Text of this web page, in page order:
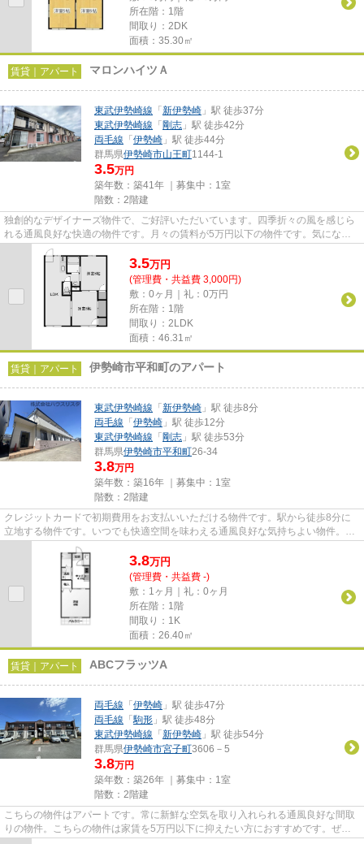
所在階：1階
間取り：2DK
面積：35.30㎡
賃貸｜アパート マロンハイツＡ
東武伊勢崎線 「 新伊勢崎 」駅 徒歩37分
東武伊勢崎線 「 剛志 」駅 徒歩42分
両毛線 「 伊勢崎 」駅 徒歩44分
群馬県伊勢崎市山王町1144-1
3.5万円
築年数：築41年 ｜募集中： 1室
階数：2階建
独創的なデザイナーズ物件で、ご好評いただいています。四季折々の風を感じら
れる通風良好な快適の物件です。月々の賃料が5万円以下の物件です。気になる
イチオシ物件情報：「マロンハ...
3.5万円
(管理費・共益費 3,000円)
敷：0ヶ月｜礼：0万円
所在階：1階
間取り：2LDK
面積：46.31㎡
賃貸｜アパート 伊勢崎市平和町のアパート
東武伊勢崎線 「 新伊勢崎 」駅 徒歩8分
両毛線 「 伊勢崎 」駅 徒歩12分
東武伊勢崎線 「 剛志 」駅 徒歩53分
群馬県伊勢崎市平和町26-34
3.8万円
築年数：築16年 ｜募集中： 1室
階数：2階建
クレジットカードで初期費用をお支払いいただける物件です。駅から徒歩8分に
立地する物件です。いつでも快適空間を味わえる通風良好な気持ちよい物件。
月々の賃料が5万円以下の物件で...
3.8万円
(管理費・共益費 -)
敷：1ヶ月｜礼：0ヶ月
所在階：1階
間取り：1K
面積：26.40㎡
賃貸｜アパート ABCフラッツA
両毛線 「 伊勢崎 」駅 徒歩47分
両毛線 「駒形 」駅 徒歩48分
東武伊勢崎線 「 新伊勢崎 」駅 徒歩54分
群馬県伊勢崎市宮子町3606－5
3.8万円
築年数：築26年 ｜募集中： 1室
階数：2階建
こちらの物件はアパートです。常に新鮮な空気を取り入れられる通風良好な間取
りの物件。こちらの物件は家賃を5万円以下に抑えたい方におすすめです。ぜひ